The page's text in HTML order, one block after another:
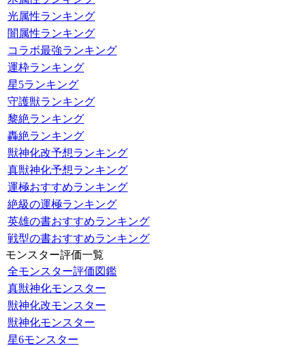
光属性ランキング
闇属性ランキング
コラボ最強ランキング
運枠ランキング
星5ランキング
守護獣ランキング
黎絶ランキング
轟絶ランキング
獣神化改予想ランキング
真獣神化予想ランキング
運極おすすめランキング
絶級の運極ランキング
英雄の書おすすめランキング
戦型の書おすすめランキング
モンスター評価一覧
全モンスター評価図鑑
真獣神化モンスター
獣神化改モンスター
獣神化モンスター
星6モンスター